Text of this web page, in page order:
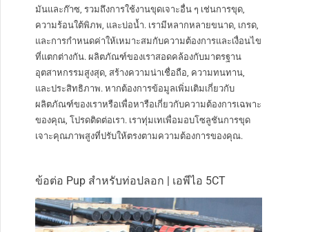
มันและก๊าซ, รวมถึงการใช้งานขุดเจาะอื่น ๆ เช่นการขุด,
ความร้อนใต้พิภพ, และบ่อน้ำ. เรามีหลากหลายขนาด, เกรด,
และการกำหนดค่าให้เหมาะสมกับความต้องการและเงื่อนไข
ที่แตกต่างกัน. ผลิตภัณฑ์ของเราสอดคล้องกับมาตรฐาน
อุตสาหกรรมสูงสุด, สร้างความน่าเชื่อถือ, ความทนทาน,
และประสิทธิภาพ. หากต้องการข้อมูลเพิ่มเติมเกี่ยวกับ
ผลิตภัณฑ์ของเราหรือเพื่อหารือเกี่ยวกับความต้องการเฉพาะ
ของคุณ, โปรดติดต่อเรา. เราทุ่มเทเพื่อมอบโซลูชันการขุด
เจาะคุณภาพสูงที่ปรับให้ตรงตามความต้องการของคุณ.
ข้อต่อ Pup สำหรับท่อปลอก | เอพีไอ 5CT